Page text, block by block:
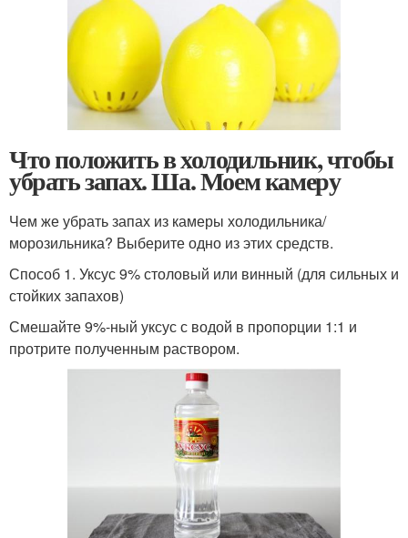
Что положить в холодильник, чтобы
убрать запах. Ша. Моем камеру
Чем же убрать запах из камеры холодильника/
морозильника? Выберите одно из этих средств.
Способ 1. Уксус 9% столовый или винный (для сильных и
стойких запахов)
Смешайте 9%-ный уксус с водой в пропорции 1:1 и
протрите полученным раствором.